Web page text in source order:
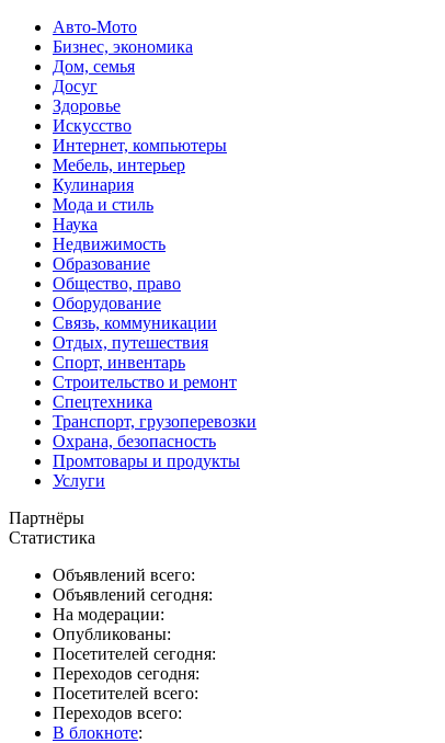
Авто-Мото
Бизнес, экономика
Дом, семья
Досуг
Здоровье
Искусство
Интернет, компьютеры
Мебель, интерьер
Кулинария
Мода и стиль
Наука
Недвижимость
Образование
Общество, право
Оборудование
Связь, коммуникации
Отдых, путешествия
Спорт, инвентарь
Строительство и ремонт
Спецтехника
Транспорт, грузоперевозки
Охрана, безопасность
Промтовары и продукты
Услуги
Партнёры
Статистика
Объявлений всего:
Объявлений сегодня:
На модерации:
Опубликованы:
Посетителей сегодня:
Переходов сегодня:
Посетителей всего:
Переходов всего:
В блокноте: